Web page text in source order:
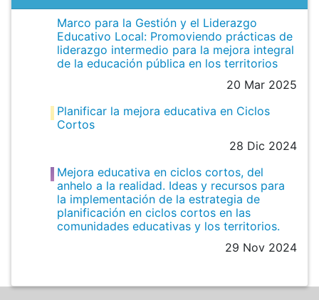
Marco para la Gestión y el Liderazgo
Educativo Local: Promoviendo prácticas de
liderazgo intermedio para la mejora integral
de la educación pública en los territorios
20 Mar 2025
Planificar la mejora educativa en Ciclos
Cortos
28 Dic 2024
Mejora educativa en ciclos cortos, del
anhelo a la realidad. Ideas y recursos para
la implementación de la estrategia de
planificación en ciclos cortos en las
comunidades educativas y los territorios.
29 Nov 2024